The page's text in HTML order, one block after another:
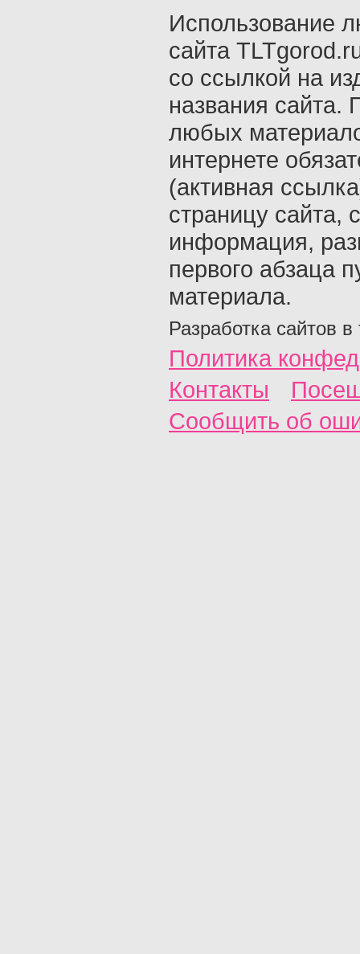
Использование
сайта
со ссылкой на
названия сайта.
любых
интернете
(активная
страницу сайта,
информация,
первого абзаца
материала.
Разработка сайтов в
Политика
Контакты
Сообщить об